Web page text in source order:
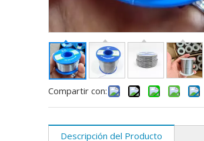
Compartir con:
Descripción del Producto